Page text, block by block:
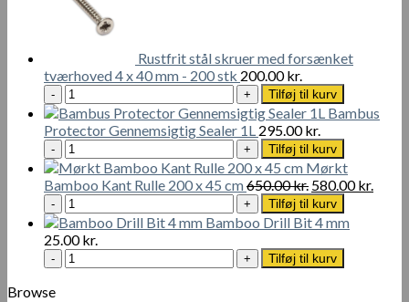
cm
50
Rustfrit stål skruer med forsænket
tværhoved 4 x 40 mm - 200 stk 200.00kr.
Rustfrit
stål
skruer
med
forsænket
tværhoved
4
x
40
mm
-
Tilføj til kurv
Bambus
Protector Gennemsigtig Sealer 1L 295.00kr.
Bambus
Protector
Gennemsigtig
Sealer
1L
antal
Tilføj til kurv
Mørkt
Bamboo Kant Rulle 200 x 45 cm650.00kr. Den
oprindelige
pris
650.00 kr..
580.00kr.
Mørkt
Bamboo
Kant
Rulle
200
Tilføj til kurv
Bamboo Drill Bit 4 mm
25.00kr.
Bamboo
Drill
Tilføj til kurv
Browse